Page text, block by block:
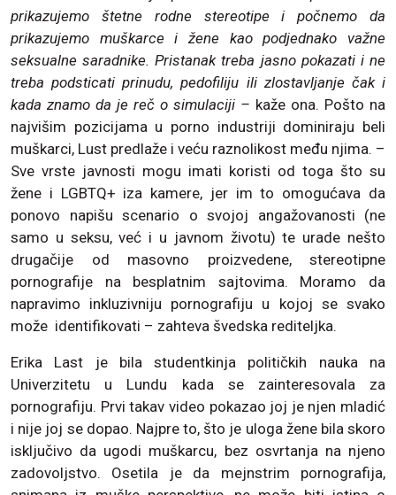
prikazujemo štetne rodne stereotipe i počnemo da
prikazujemo muškarce i žene kao podjednako važne
seksualne saradnike. Pristanak treba jasno pokazati i ne
treba podsticati prinudu, pedofiliju ili zlostavljanje čak i
kada znamo da je reč o simulaciji – kaže ona. Pošto na
najvišim pozicijama u porno industriji dominiraju beli
muškarci, Lust predlaže i veću raznolikost među njima. –
Sve vrste javnosti mogu imati koristi od toga što su
žene i LGBTQ+ iza kamere, jer im to omogućava da
ponovo napišu scenario o svojoj angažovanosti (ne
samo u seksu, već i u javnom životu) te urade nešto
drugačije od masovno proizvedene, stereotipne
pornografije na besplatnim sajtovima. Moramo da
napravimo inkluzivniju pornografiju u kojoj se svako
može identifikovati – zahteva švedska rediteljka.
Erika Last je bila studentkinja političkih nauka na
Univerzitetu u Lundu kada se zainteresovala za
pornografiju. Prvi takav video pokazao joj je njen mladić
i nije joj se dopao. Najpre to, što je uloga žene bila skoro
isključivo da ugodi muškarcu, bez osvrtanja na njeno
zadovoljstvo. Osetila je da mejnstrim pornografija,